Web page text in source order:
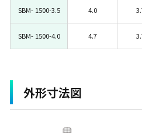
SBM- 1500-3.5 4.0
SBM- 1500-4.0 4.7
外形寸法図